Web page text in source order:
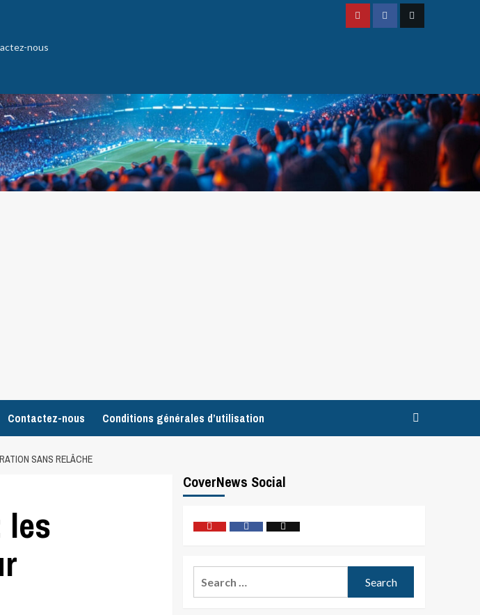
nous
Contactez-nous Conditions générales d’utilisation
SANS RELÂCHE
les
CoverNews Social